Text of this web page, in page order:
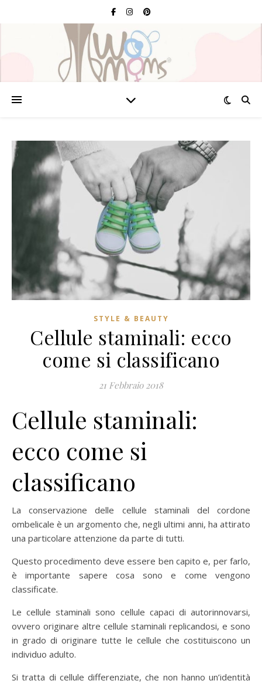
STYLE & BEAUTY
Cellule staminali: ecco
come si classificano
21 Febbraio 2018
Cellule staminali:
ecco come si
classificano
La conservazione delle cellule staminali del cordone
ombelicale è un argomento che, negli ultimi anni, ha attirato
una particolare attenzione da parte di tutti.
Questo procedimento deve essere ben capito e, per farlo,
è importante sapere cosa sono e come vengono
classificate.
Le cellule staminali sono cellule capaci di autorinnovarsi,
ovvero originare altre cellule staminali replicandosi, e sono
in grado di originare tutte le cellule che costituiscono un
individuo adulto.
Si tratta di cellule differenziate, che non hanno un’identità